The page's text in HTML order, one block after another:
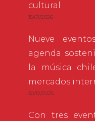
cultural
15/01/2026
Nueve
agenda
la música
mercados
30/12/2025
Con tres